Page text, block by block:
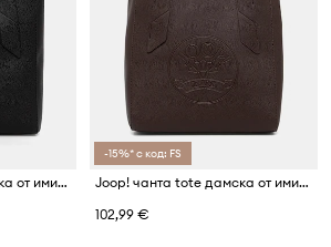
Joop! чанта tote дамска от имитация на кожа Alto Jill
-15%* с код: FS
Joop! чанта tote дамска от имитация на кожа Alto Jill
102,99 €